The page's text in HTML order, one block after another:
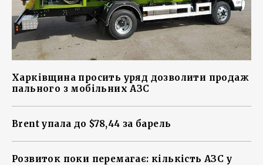
Харківщина просить уряд дозволити продаж
пального з мобільних АЗС
Brent упала до $78,44 за барель
Розвиток поки перемагає: кількість АЗС у